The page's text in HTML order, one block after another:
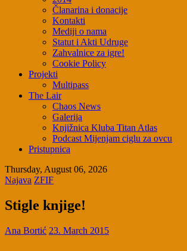
Članarina i donacije
Kontakti
Mediji o nama
Statut i Akti Udruge
Zahvalnice za igre!
Cookie Policy
Projekti
Multipass
The Lair
Chaos News
Galerija
Knjižnica Kluba Titan Atlas
Podcast Mijenjam ciglu za ovcu
Pristupnica
Thursday, August 06, 2026
Najava ZFIF
Stigle knjige!
Ana Bortić 23. March 2015